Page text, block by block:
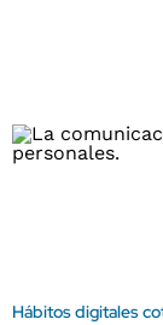
Hábitos digitales